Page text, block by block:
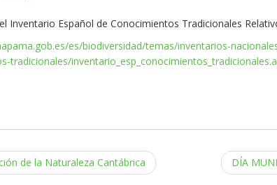
Inventario Español de Conocimientos Tradicionales
es/biodiversidad/temas/inventarios-
tradicionales/
de la Naturaleza Cantábrica DÍA